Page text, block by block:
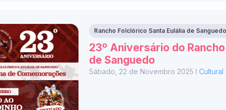
Rancho Folclórico Santa Eulália de Sanguedo
23º Aniversário do
de Sanguedo
Sábado, 22 de Novembro 2025 I Cultural